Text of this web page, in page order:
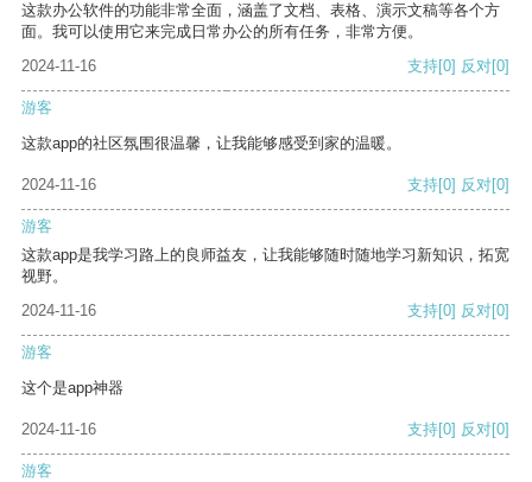
这款办公软件的功能非常全面，涵盖了文档、表格、演示文稿等各个方
面。我可以使用它来完成日常办公的所有任务，非常方便。
2024-11-16
支持[0] 反对[0]
游客
这款app的社区氛围很温馨，让我能够感受到家的温暖。
2024-11-16 支持[0] 反对[0]
游客
这款app是我学习路上的良师益友，让我能够随时随地学习新知识，拓宽
视野。
2024-11-16
支持[0] 反对[0]
游客
这个是app神器
2024-11-16 支持[0] 反对[0]
游客